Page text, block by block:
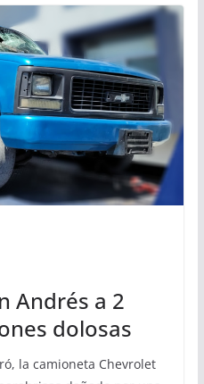
Andrés a 2
dolosas
la camioneta Chevrolet